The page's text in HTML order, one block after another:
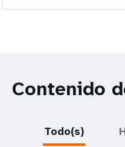
Contenido
Todo(s)